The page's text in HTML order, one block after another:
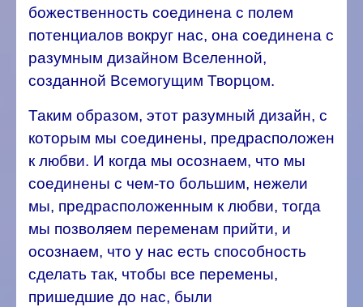
божественность соединена с полем
потенциалов вокруг нас, она соединена с
разумным дизайном Вселенной,
созданной Всемогущим Творцом.
Таким образом, этот разумный дизайн, с
которым мы соединены, предрасположен
к любви. И когда мы осознаем, что мы
соединены с чем-то большим, нежели
мы, предрасположенным к любви, тогда
мы позволяем переменам прийти, и
осознаем, что у нас есть способность
сделать так, чтобы все перемены,
пришедшие до нас, были